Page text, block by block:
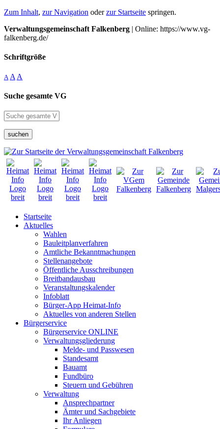
Zum Inhalt, zur Navigation oderzur Startseite springen.
Verwaltungsgemeinschaft Falkenberg | Online: https://www.vg-
falkenberg.de/
Schriftgröße
A A A
Suche gesamte VG
suchen
Startseite
Aktuelles
Wahlen
Bauleitplanverfahren
Amtliche Bekanntmachungen
Stellenangebote
Öffentliche Ausschreibungen
Breitbandausbau
Veranstaltungskalender
Infoblatt
Bürger-App Heimat-Info
Aktuelles von anderen Stellen
Bürgerservice
Bürgerservice ONLINE
Verwaltungsgliederung
Melde- und Passwesen
Standesamt
Bauamt
Fundbüro
Steuern und Gebühren
Verwaltung
Ansprechpartner
Ämter und Sachgebiete
Ihr Anliegen